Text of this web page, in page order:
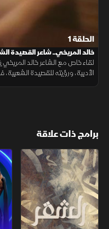
الحلقة 1
خالد المريخي.. شاعر القصيدة
لقاء خاص مع الشاعر خالد المريخي
الأدبية، ورؤيته للقصيدة
برامج ذات علاقة
الشقر